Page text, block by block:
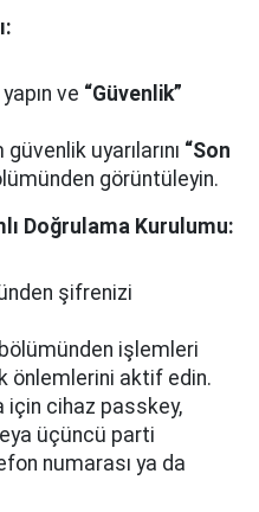
ve “Güvenlik”
uyarılarını “Son
görüntüleyin.
Doğrulama Kurulumu:
şifrenizi
bölümünden işlemleri
önlemlerini aktif edin.
cihaz passkey,
üçüncü parti
numarası ya da